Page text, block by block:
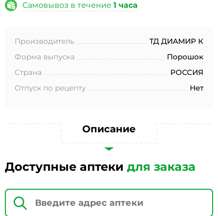
Самовывоз в течение 1 часа
Производитель
ТД ДИАМИР К
Форма выпуска
Порошок
Страна
РОССИЯ
Отпуск по рецепту
Нет
Описание
Доступные аптеки для заказа
соответствии с Федеральным законом от 27.07.2006 года
целей, определенных в Согласии на обработку